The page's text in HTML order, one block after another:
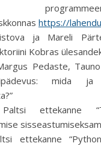
https://
ja Mareli
Kobras
Pedaste,
mida
ettekanne
ettekanne